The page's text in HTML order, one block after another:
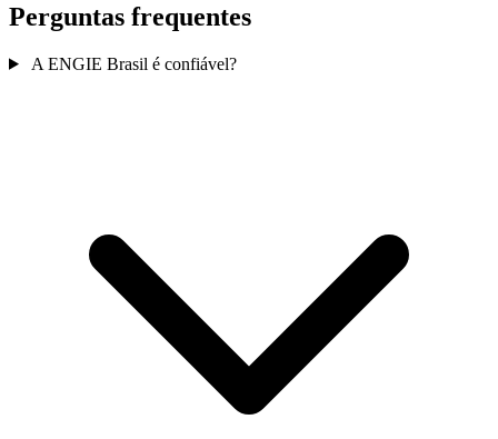
Perguntas frequentes
A ENGIE Brasil é confiável?